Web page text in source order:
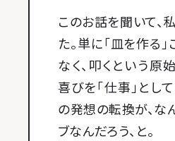
このお話を聞いて、
た。単に「皿を作る
なく、叩くという
喜びを「仕事」とし
の発想の転換が、な
ブなんだろう、と。